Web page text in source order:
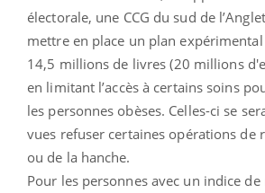
électorale, une CCG du sud de
mettre en place un plan
14,5 millions de livres (20 millions
en limitant l’accès à certains soins
les personnes obèses. Celles-ci se
vues refuser certaines opérations de
ou de la hanche.
Pour les personnes avec un indice